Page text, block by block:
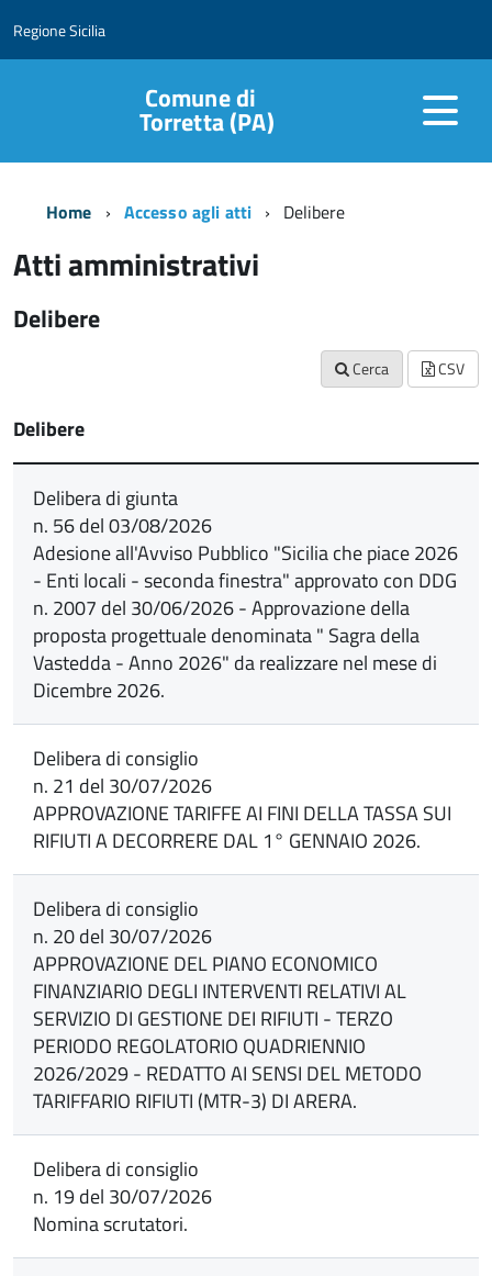
Regione Sicilia
Comune di
Torretta (PA)
Home Accesso agli atti Delibere
Atti amministrativi
Delibere
Cerca CSV
Delibere
Delibera di giunta
n. 56 del 03/08/2026
Adesione all'Avviso Pubblico "Sicilia che piace 2026
- Enti locali - seconda finestra" approvato con DDG
n. 2007 del 30/06/2026 - Approvazione della
proposta progettuale denominata " Sagra della
Vastedda - Anno 2026" da realizzare nel mese di
Dicembre 2026.
Delibera di consiglio
n. 21 del 30/07/2026
APPROVAZIONE TARIFFE AI FINI DELLA TASSA SUI
RIFIUTI A DECORRERE DAL 1° GENNAIO 2026.
Delibera di consiglio
n. 20 del 30/07/2026
APPROVAZIONE DEL PIANO ECONOMICO
FINANZIARIO DEGLI INTERVENTI RELATIVI AL
SERVIZIO DI GESTIONE DEI RIFIUTI - TERZO
PERIODO REGOLATORIO QUADRIENNIO
2026/2029 - REDATTO AI SENSI DEL METODO
TARIFFARIO RIFIUTI (MTR-3) DI ARERA.
Delibera di consiglio
n. 19 del 30/07/2026
Nomina scrutatori.